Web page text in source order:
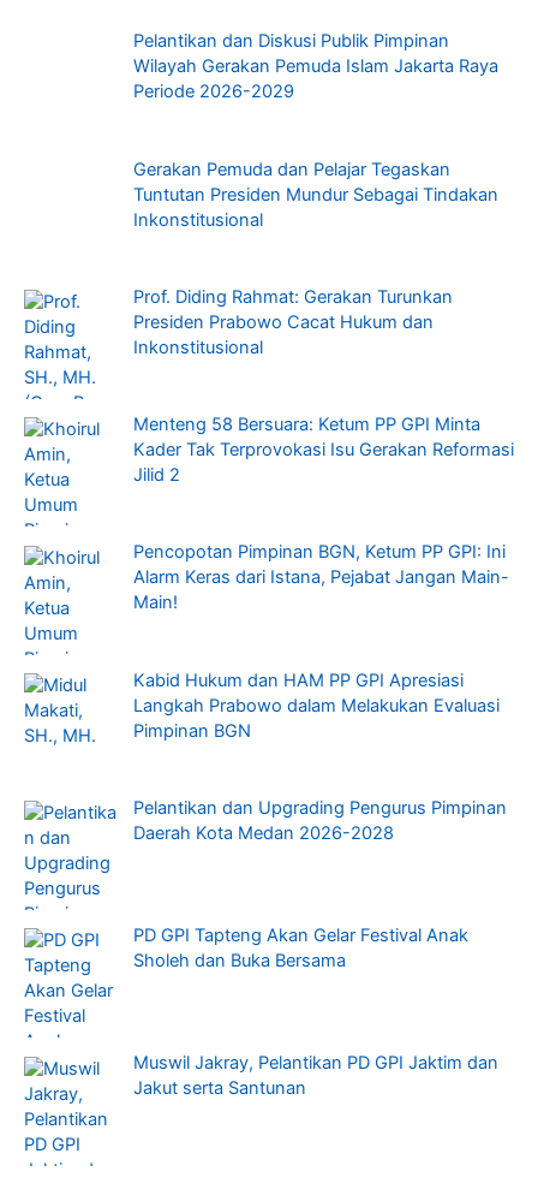
Pelantikan dan Diskusi Publik Pimpinan
Wilayah Gerakan Pemuda Islam Jakarta Raya
Periode 2026-2029
Gerakan Pemuda dan Pelajar Tegaskan
Tuntutan Presiden Mundur Sebagai Tindakan
Inkonstitusional
Prof. Diding Rahmat: Gerakan Turunkan
Presiden Prabowo Cacat Hukum dan
Inkonstitusional
Menteng 58 Bersuara: Ketum PP GPI Minta
Kader Tak Terprovokasi Isu Gerakan Reformasi
Jilid 2
Pencopotan Pimpinan BGN, Ketum PP GPI: Ini
Alarm Keras dari Istana, Pejabat Jangan Main-
Main!
Kabid Hukum dan HAM PP GPI Apresiasi
Langkah Prabowo dalam Melakukan Evaluasi
Pimpinan BGN
Pelantikan dan Upgrading Pengurus Pimpinan
Daerah Kota Medan 2026-2028
PD GPI Tapteng Akan Gelar Festival Anak
Sholeh dan Buka Bersama
Muswil Jakray, Pelantikan PD GPI Jaktim dan
Jakut serta Santunan